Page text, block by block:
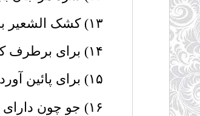
۱۳) کشک الشعیر برای مزاج های گرم و اسهال های صفراوی مفید است .
۱۴) برای برطرف کردن گلو درد و ورم گلو ، کشک الشعیر را قرقره کنید .
۱۵) برای پائین آوردن کلسترول از جو استفاده کنید .
۱۶) جو چون دارای پروتئاز می باشد ، بنابراین از سرطان جلوگیری می کند .